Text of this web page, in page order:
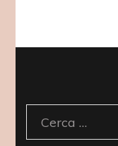
Ricerca
per: